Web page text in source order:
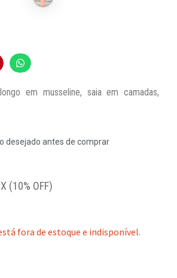
em musseline, saia em camadas,
desejado antes de comprar
(10% OFF)
fora de estoque e indisponível.